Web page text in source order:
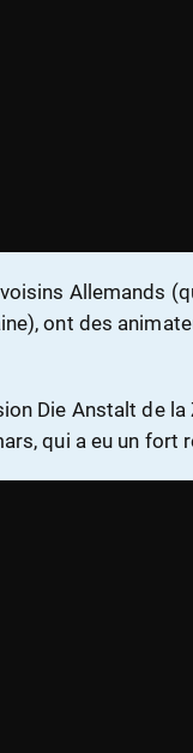
Allemands
ont des
Die Anstalt de la
qui a eu un fort